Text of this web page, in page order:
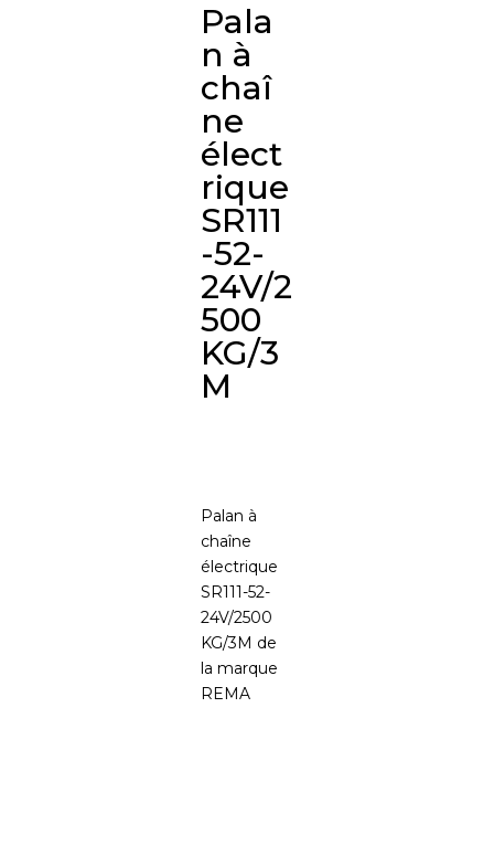
Pala
n à
chaî
ne
élect
rique
SR111
-52-
24V/2
500
KG/3
M
Palan à
chaîne
électrique
SR111-52-
24V/2500
KG/3M de
la marque
REMA